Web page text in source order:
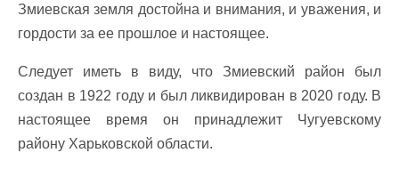
Змиевская земля достойна и внимания, и уважения, и
гордости за ее прошлое и настоящее.
Следует иметь в виду, что Змиевский район был
создан в 1922 году и был ликвидирован в 2020 году. В
настоящее время он принадлежит Чугуевскому
району Харьковской области.